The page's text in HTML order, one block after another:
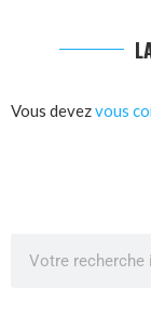
Vous devezvous